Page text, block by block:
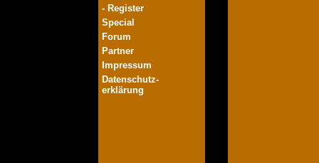
- Register
Special
Forum
Partner
Impressum
Datenschutz-
erklärung